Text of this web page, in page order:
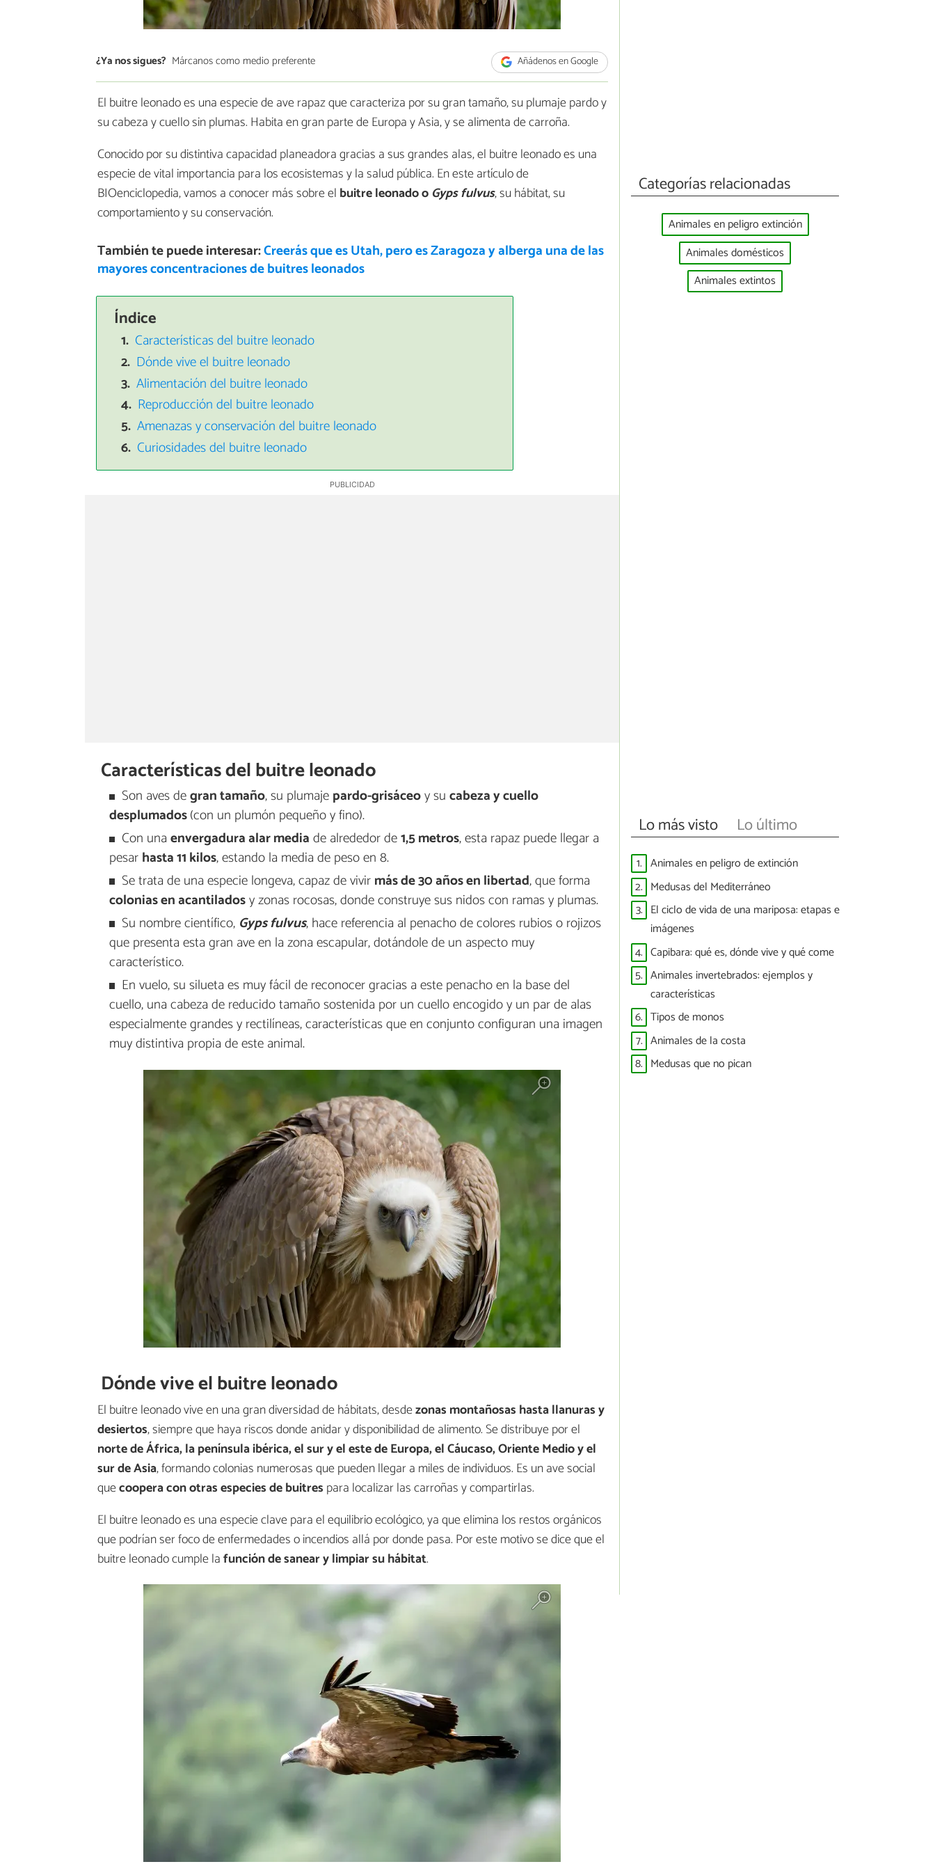
¿Ya nos sigues? Márcanos como medio preferente Añádenos en Google
El buitre leonado es una especie de ave rapaz que caracteriza por su gran tamaño, su plumaje pardo y
su cabeza y cuello sin plumas. Habita en gran parte de Europa y Asia, y se alimenta de carroña.
Conocido por su distintiva capacidad planeadora gracias a sus grandes alas, el buitre leonado es una
especie de vital importancia para los ecosistemas y la salud pública. En este artículo de
BIOenciclopedia, vamos a conocer más sobre el buitre leonado o Gyps fulvus, su hábitat, su
comportamiento y su conservación.
También te puede interesar:Creerás que es Utah, pero es Zaragoza y alberga una de las
mayores concentraciones de buitres leonados
Índice
Características del buitre leonado
Dónde vive el buitre leonado
Alimentación del buitre leonado
Reproducción del buitre leonado
Amenazas y conservación del buitre leonado
Curiosidades del buitre leonado
Características del buitre leonado
Son aves degran tamaño, su plumajepardo-grisáceoy sucabeza y cuello
desplumados(con un plumón pequeño y fino).
Con unaenvergadura alar mediade alrededor de1,5 metros, esta rapaz puede llegar a
pesarhasta 11 kilos, estando la media de peso en 8.
Se trata de una especie longeva, capaz de vivirmás de 30 años en libertad, que forma
colonias en acantiladosy zonas rocosas, donde construye sus nidos con ramas y plumas.
Su nombre científico, Gyps fulvus, hace referencia al penacho de colores rubios o rojizos
que presenta esta gran ave en la zona escapular, dotándole de un aspecto muy
característico.
En vuelo, su silueta es muy fácil de reconocer gracias a este penacho en la base del
cuello, una cabeza de reducido tamaño sostenida por un cuello encogido y un par de alas
especialmente grandes y rectilíneas, características que en conjunto configuran una imagen
muy distintiva propia de este animal.
Dónde vive el buitre leonado
El buitre leonado vive en una gran diversidad de hábitats, desdezonas montañosas hasta llanuras y
desiertos, siempre que haya riscos donde anidar y disponibilidad de alimento. Se distribuye por el
norte de África, la península ibérica, el sur y el este de Europa, el Cáucaso, Oriente Medio y el
sur de Asia, formando colonias numerosas que pueden llegar a miles de individuos. Es un ave social
quecoopera con otras especies de buitres para localizar las carroñas y compartirlas.
El buitre leonado es una especie clave para el equilibrio ecológico, ya que elimina los restos orgánicos
que podrían ser foco de enfermedades o incendios allá por donde pasa. Por este motivo se dice que el
buitre leonado cumple lafunción de sanear y limpiar su hábitat.
Categorías relacionadas
Animales en peligro extinción
Animales domésticos
Animales extintos
Lo más visto Lo último
1. Animales en peligro de extinción
2. Medusas del Mediterráneo
3. El ciclo de vida de una mariposa: etapas e
imágenes
4. Capibara: qué es, dónde vive y qué come
5. Animales invertebrados: ejemplos y
características
6. Tipos de monos
7. Animales de la costa
8. Medusas que no pican